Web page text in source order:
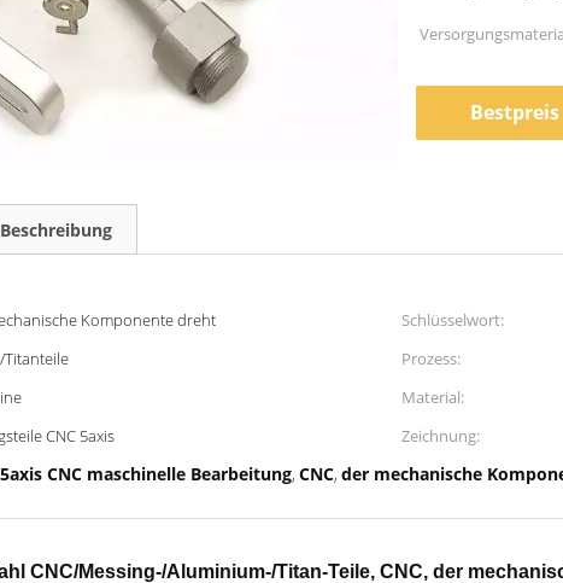
Bestpreis
Komponente dreht Schlüsselwort:
Prozess:
Material:
CNC 5axis Zeichnung:
CNC maschinelle Bearbeitung, CNC, der mechanische
CNC/Messing-/Aluminium-/Titan-Teile, CNC, der